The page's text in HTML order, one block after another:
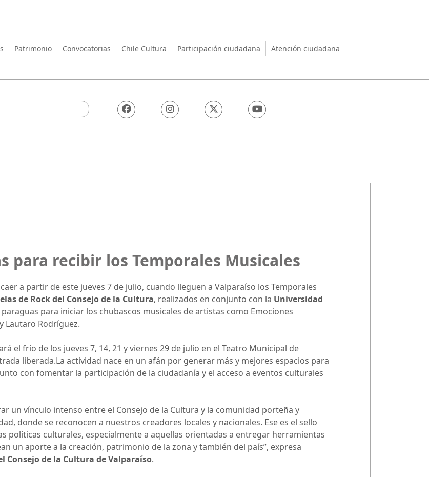
las Artes y el Patrimonio
Patrimonio Convocatorias Chile Cultura Participación ciudadana Atención ciudadana
para recibir los Temporales Musicales
a partir de este jueves 7 de julio, cuando lleguen a Valparaíso los Temporales
de Rock del Consejo de la Cultura, realizados en conjunto con la Universidad
para iniciar los chubascos musicales de artistas como Emociones
Lautaro Rodríguez.
el frío de los jueves 7, 14, 21 y viernes 29 de julio en el Teatro Municipal de
liberada.La actividad nace en un afán por generar más y mejores espacios para
con fomentar la participación de la ciudadanía y el acceso a eventos culturales
un vínculo intenso entre el Consejo de la Cultura y la comunidad porteña y
donde se reconocen a nuestros creadores locales y nacionales. Ese es el sello
políticas culturales, especialmente a aquellas orientadas a entregar herramientas
un aporte a la creación, patrimonio de la zona y también del país”, expresa
Consejo de la Cultura de Valparaíso.